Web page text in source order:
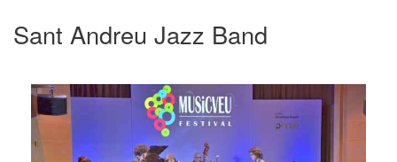
Sant Andreu Jazz Band